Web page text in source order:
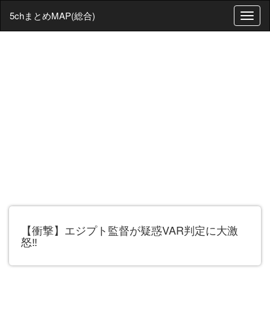
T
o
5chまとめMAP(総合)
【衝撃】エジプト監督が疑惑VAR判定に大激
怒‼